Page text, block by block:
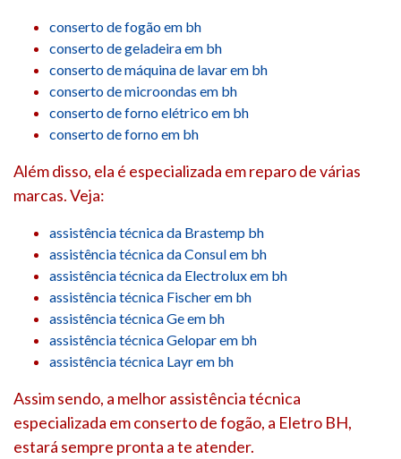
conserto de fogão em bh
conserto de geladeira em bh
conserto de máquina de lavar em bh
conserto de microondas em bh
conserto de forno elétrico em bh
conserto de forno em bh
Além disso, ela é especializada em reparo de várias
marcas. Veja:
assistência técnica da Brastemp bh
assistência técnica da Consul em bh
assistência técnica da Electrolux em bh
assistência técnica Fischer em bh
assistência técnica Ge em bh
assistência técnica Gelopar em bh
assistência técnica Layr em bh
Assim sendo, a melhor assistência técnica
especializada em conserto de fogão, a Eletro BH,
estará sempre pronta a te atender.